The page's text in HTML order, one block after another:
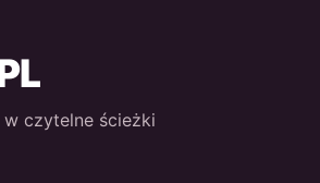
w czytelne ścieżki